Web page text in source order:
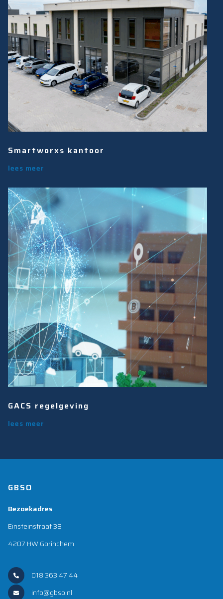
Smartworxs kantoor
lees meer
GACS regelgeving
lees meer
GBSO
Bezoekadres
Einsteinstraat 3B
4207 HW Gorinchem
018 363 47 44
info@gbso.nl